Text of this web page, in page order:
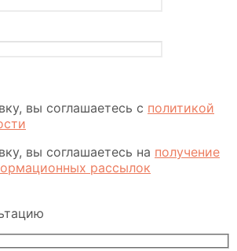
вы соглашаетесь с политикой
вы соглашаетесь на получение
рассылок